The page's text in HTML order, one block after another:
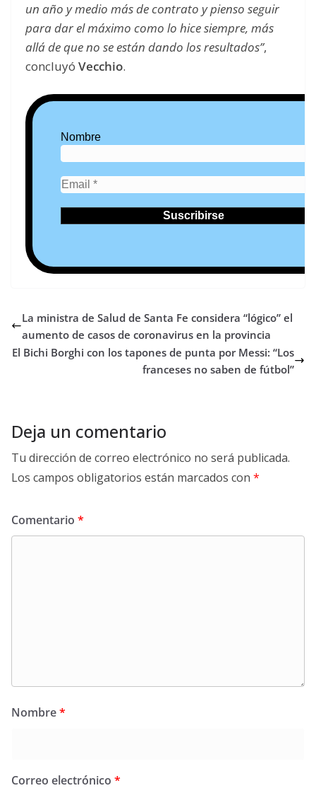
un año y medio más de contrato y pienso seguir
para dar el máximo como lo hice siempre, más
allá de que no se están dando los resultados”,
concluyó Vecchio.
Nombre
La ministra de Salud de Santa Fe considera “lógico” el
aumento de casos de coronavirus en la provincia
El Bichi Borghi con los tapones de punta por Messi: “Los
franceses no saben de fútbol”
Deja un comentario
Tu dirección de correo electrónico no será publicada.
Los campos obligatorios están marcados con *
Comentario *
Nombre*
Correo electrónico *